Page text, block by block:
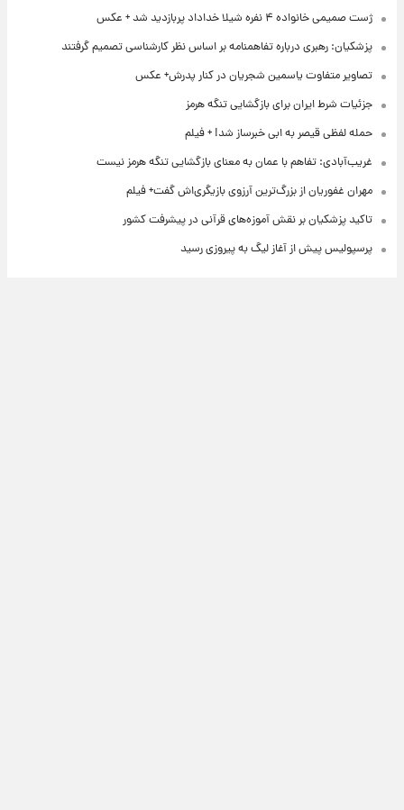
ژست صمیمی خانواده ۴ نفره شیلا خداداد پربازدید شد + عکس
پزشکیان: رهبری درباره تفاهمنامه بر اساس نظر کارشناسی تصمیم گرفتند
تصاویر متفاوت یاسمین شجریان در کنار پدرش+ عکس
جزئیات شرط ایران برای بازگشایی تنگه هرمز
حمله لفظی قیصر به ابی خبرساز شد! + فیلم
غریب‌آبادی: تفاهم با عمان به معنای بازگشایی تنگه هرمز نیست
مهران غفوریان از بزرگ‌ترین آرزوی بازیگری‌اش گفت+ فیلم
تاکید پزشکیان بر نقش آموزه‌های قرآنی در پیشرفت کشور
پرسپولیس پیش از آغاز لیگ به پیروزی رسید